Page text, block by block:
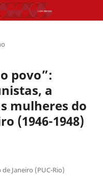
povo”:
a
mulheres do
(1946-1948)
Janeiro (PUC-Rio)